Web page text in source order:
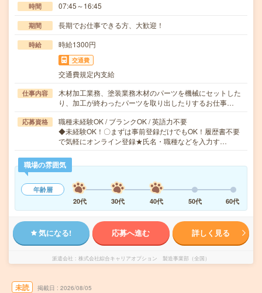
時間 07:45～16:45
期間 長期でお仕事できる方、大歓迎！
時給 時給1300円
交通費
交通費規定内支給
仕事内容
木材加工業務、塗装業務木材のパーツを機械にセットした
り、加工が終わったパーツを取り出したりするお仕事…
応募資格
職種未経験OK / ブランクOK / 英語力不要
◆未経験OK！〇まずは事前登録だけでもOK！履歴書不要
で気軽にオンライン登録★氏名・職種などを入力す…
職場の雰囲気
年齢層
20代
30代 40代 50代 60代
気になる! 応募へ進む 詳しく見る
派遣会社 株式会社綜合キャリアオプション 製造事業部（全国）
未読 掲載日 2026/08/05